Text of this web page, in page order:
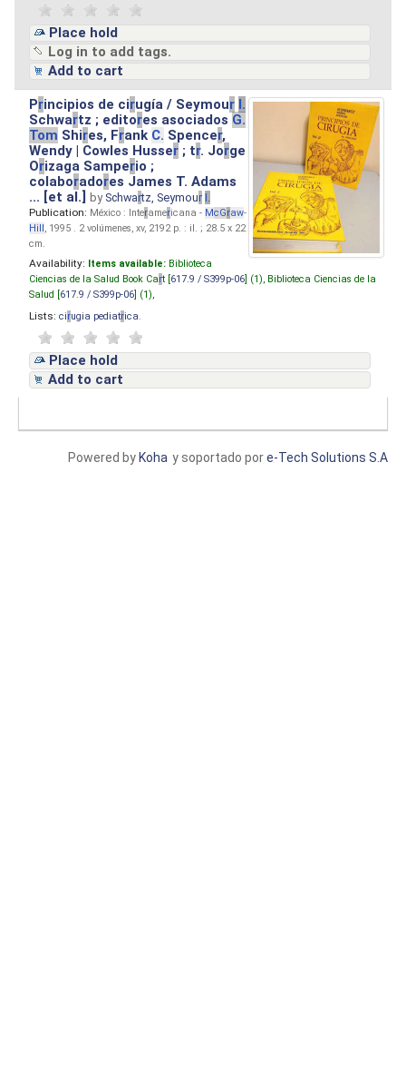
Place hold
Log in to add tags.
Add to cart
Principios de cirugía / Seymour I.
Schwartz ; editores asociados G.
Tom Shires, Frank C. Spencer,
Wendy | Cowles Husser ; tr. Jorge
Orizaga Samperio ;
colaboradores James T. Adams
... [et al.]by Schwartz, Seymour I.
Publication: México : Interamericana - McGraw-
Hill, 1995 . 2 volúmenes, xv, 2192 p. : il. ; 28.5 x 22
cm.
Availability: Items available: Biblioteca
Ciencias de la Salud Book Cart [ 617.9 / S399p-06 ] (1), Biblioteca Ciencias de la
Salud [ 617.9 / S399p-06 ] (1),
Lists: cirugia pediatrica
Place hold
Add to cart
y soportado pore-Tech Solutions S.A
Powered by Koha